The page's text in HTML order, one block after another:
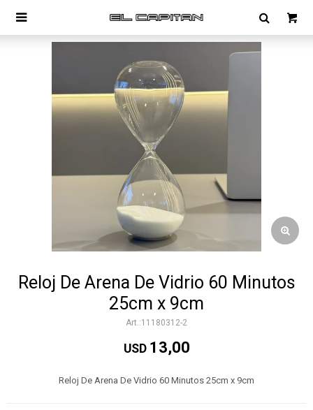

Reloj De Arena De Vidrio 60 Minutos
25cm x 9cm
11180312-2
USD 13,00
Reloj De Arena De Vidrio 60 Minutos 25cm x 9cm